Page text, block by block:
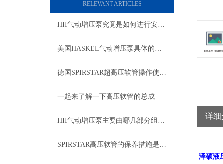
RELEVANT ARTICLES
HII气动增压泵究竟是如何进行安装的呢？
美国HASKEL气动增压泵具体的使用，请参考以下步骤
德国SPIRSTAR超高压软管操作使用说明书
一起来了解一下高压软管的总成
HII气动增压泵主要由哪几部分组成的呢？
SPIRSTAR高压软管的保养措施是什么？
详细
泽硕液